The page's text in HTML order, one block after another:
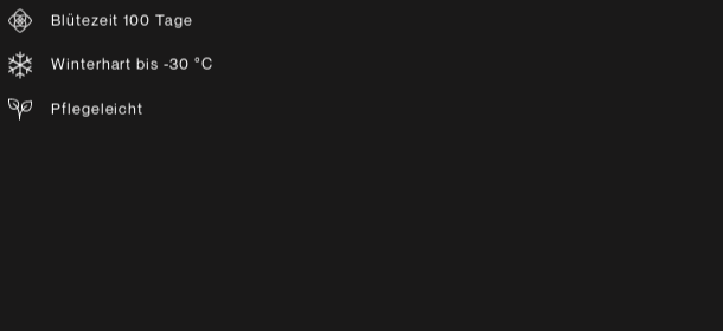
Blütezeit 100 Tage
Winterhart bis -30 °C
Pflegeleicht